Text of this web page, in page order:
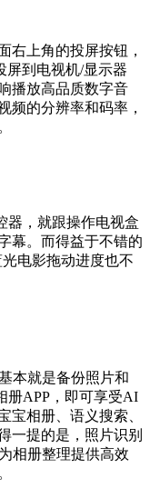
右上角的投屏按钮，
屏到电视机/显示器
播放高品质数字音
频的分辨率和码率，
器，就跟操作电视盒
幕。而得益于不错的
电影拖动进度也不
本就是备份照片和
册APP，即可享受AI
宝相册、语义搜索、
一提的是，照片识别
相册整理提供高效